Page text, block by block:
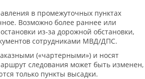
в промежуточных пунктах
Возможно более раннее или
из-за дорожной обстановки,
сотрудниками МВД/ДПС.
(«чартерными») и носят
следования может быть изменен,
только пункты высадки.